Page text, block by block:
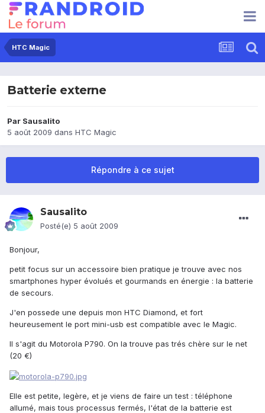
HTC Magic
Batterie externe
Par Sausalito
5 août 2009 dans HTC Magic
Répondre à ce sujet
Sausalito
Posté(e) 5 août 2009
Bonjour,
petit focus sur un accessoire bien pratique je trouve avec nos
smartphones hyper évolués et gourmands en énergie : la batterie
de secours.
J'en possede une depuis mon HTC Diamond, et fort
heureusement le port mini-usb est compatible avec le Magic.
Il s'agit du Motorola P790. On la trouve pas trés chère sur le net
(20 €)
Elle est petite, legère, et je viens de faire un test : téléphone
allumé, mais tous processus fermés, l'état de la batterie est